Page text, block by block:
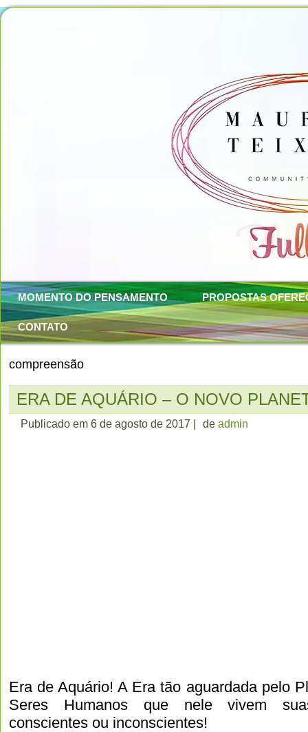
MOMENTO DO PENSAMENTO PROPOSTAS
CONTATO
compreensão
ERA DE AQUÁRIO – O NOVO
Publicado em 6 de agosto de 2017 de admin
Era de Aquário! A Era tão aguardada pelo
Seres Humanos que nele vivem
conscientes ou inconscientes!